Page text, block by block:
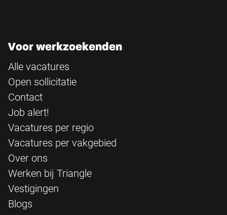
Voor werkzoekenden
Alle vacatures
Open sollicitatie
Contact
Job alert!
Vacatures per regio
Vacatures per vakgebied
Over ons
Werken bij Triangle
Vestigingen
Blogs